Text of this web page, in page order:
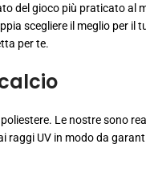
del gioco più praticato al
scegliere il meglio per il
per te.
Le nostre sono
UV in modo da